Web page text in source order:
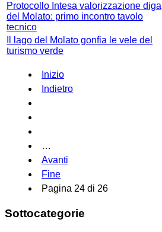
Protocollo Intesa valorizzazione diga
del Molato: primo incontro tavolo
tecnico
Il lago del Molato gonfia le vele del
turismo verde
Inizio
Indietro
…
Avanti
Fine
Pagina 24 di 26
Sottocategorie